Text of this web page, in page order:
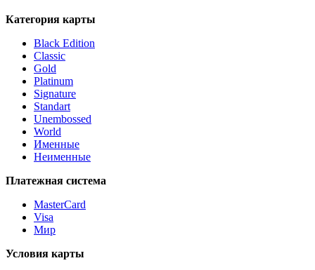
Категория карты
Black Edition
Classic
Gold
Platinum
Signature
Standart
Unembossed
World
Именные
Неименные
Платежная система
MasterCard
Visa
Мир
Условия карты